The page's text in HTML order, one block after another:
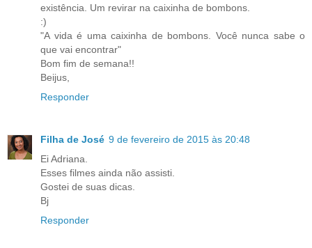
existência. Um revirar na caixinha de bombons.
:)
"A vida é uma caixinha de bombons. Você nunca sabe o
que vai encontrar"
Bom fim de semana!!
Beijus,
Responder
Filha de José 9 de fevereiro de 2015 às 20:48
Ei Adriana.
Esses filmes ainda não assisti.
Gostei de suas dicas.
Bj
Responder